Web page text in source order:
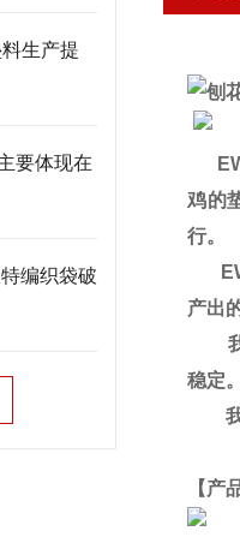
生产提
要体现在
编织袋破
鸡的
行。
产出
我
稳定
我
【产